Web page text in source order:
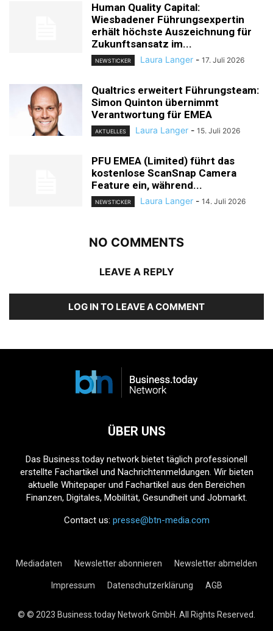
Human Quality Capital:
Wiesbadener Führungsexpertin
erhält höchste Auszeichnung für
Zukunftsansatz im...
NEWSTICKER Laura Langer - 17. Juli 2026
Qualtrics erweitert Führungsteam:
Simon Quinton übernimmt
Verantwortung für EMEA
AKTUELLES Laura Langer - 15. Juli 2026
PFU EMEA (Limited) führt das
kostenlose ScanSnap Camera
Feature ein, während...
NEWSTICKER Laura Langer - 14. Juli 2026
NO COMMENTS
LEAVE A REPLY
LOG IN TO LEAVE A COMMENT
ÜBER UNS
Das Business.today network bietet täglich professionell
erstellte Fachartikel und Nachrichtenmeldungen. Wir bieten
aktuelle Whitepaper und Fachartikel aus den Bereichen
Finanzen, Digitales, Mobilität, Gesundheit und Jobmarkt.
Contact us: presse@btn-media.com
Mediadaten Newsletter abonnieren Newsletter abmelden
Impressum Datenschutzerklärung AGB
© © 2023 Business.today Network GmbH. All Rights Reserved.